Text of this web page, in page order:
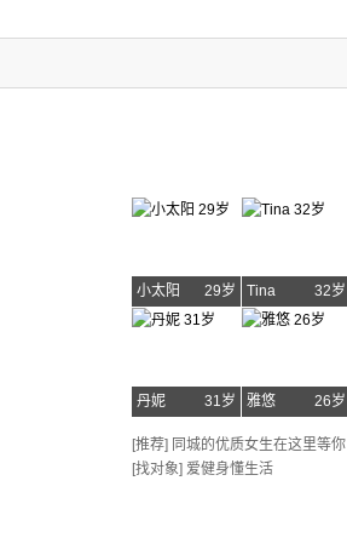
小太阳 29岁 Tina 32岁
丹妮 31岁 雅悠 26岁
[推荐] 同城的优质女生在这里等你
[找对象] 爱健身懂生活